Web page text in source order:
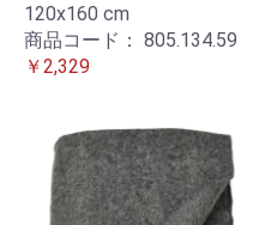
120x160 cm
商品コード： 805.134.59
￥2,329